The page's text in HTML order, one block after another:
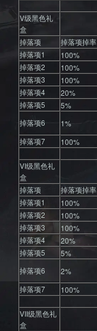
V级黑色礼
盒
掉落项
掉落项掉率
掉落项1
100%
掉落项2
100%
掉落项3
100%
掉落项4
20%
掉落项5
5%
掉落项6
1%
掉落项7
100%
VI级黑色礼
盒
掉落项
掉落项掉率
掉落项1
100%
掉落项2
100%
掉落项3
100%
掉落项4
20%
掉落项5
5%
掉落项6
2%
掉落项7
100%
VII级黑色礼
盒